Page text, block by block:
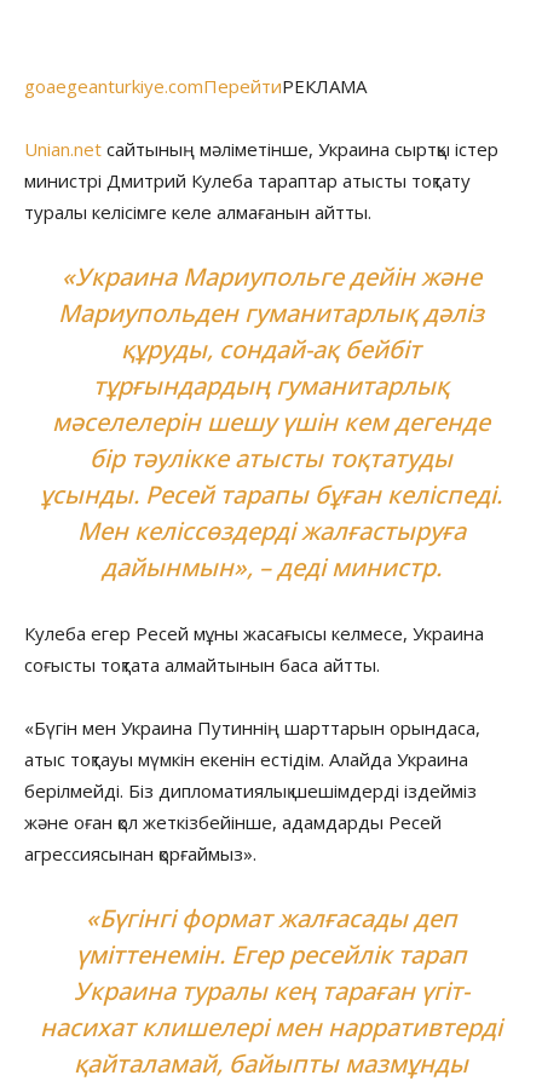
goaegeanturkiye.comПерейтиРЕКЛАМА
Unian.net сайтының мәліметінше, Украина сыртқы істер
министрі Дмитрий Кулеба тараптар атысты тоқтату
туралы келісімге келе алмағанын айтты.
«Украина Мариупольге дейін және
Мариупольден гуманитарлық дәліз
құруды, сондай-ақ бейбіт
тұрғындардың гуманитарлық
мәселелерін шешу үшін кем дегенде
бір тәулікке атысты тоқтатуды
ұсынды. Ресей тарапы бұған келіспеді.
Мен келіссөздерді жалғастыруға
дайынмын», – деді министр.
Кулеба егер Ресей мұны жасағысы келмесе, Украина
соғысты тоқтата алмайтынын баса айтты.
«Бүгін мен Украина Путиннің шарттарын орындаса,
атыс тоқтауы мүмкін екенін естідім. Алайда Украина
берілмейді. Біз дипломатиялық шешімдерді іздейміз
және оған қол жеткізбейінше, адамдарды Ресей
агрессиясынан қорғаймыз».
«Бүгінгі формат жалғасады деп
үміттенемін. Егер ресейлік тарап
Украина туралы кең тараған үгіт-
насихат клишелері мен нарративтерді
қайталамай, байыпты мазмұнды